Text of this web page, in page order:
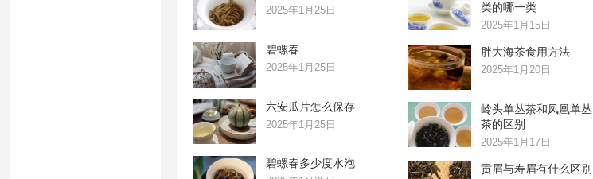
2025年1月25日
碧螺春
2025年1月25日
六安瓜片怎么保存
2025年1月25日
碧螺春多少度水泡
类的哪一类
2025年1月15日
胖大海茶食用方法
2025年1月20日
岭头单丛茶和凤凰单丛
茶的区别
2025年1月17日
贡眉与寿眉有什么区别